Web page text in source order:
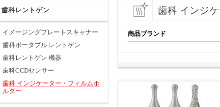
歯科レントゲン
イメージングプレートスキャナー
歯科ポータブル レントゲン
歯科レントゲン 機器
歯科CCDセンサー
歯科 インジケーター・フィルムホ
ルダー
歯科 インジ
商品ブランド